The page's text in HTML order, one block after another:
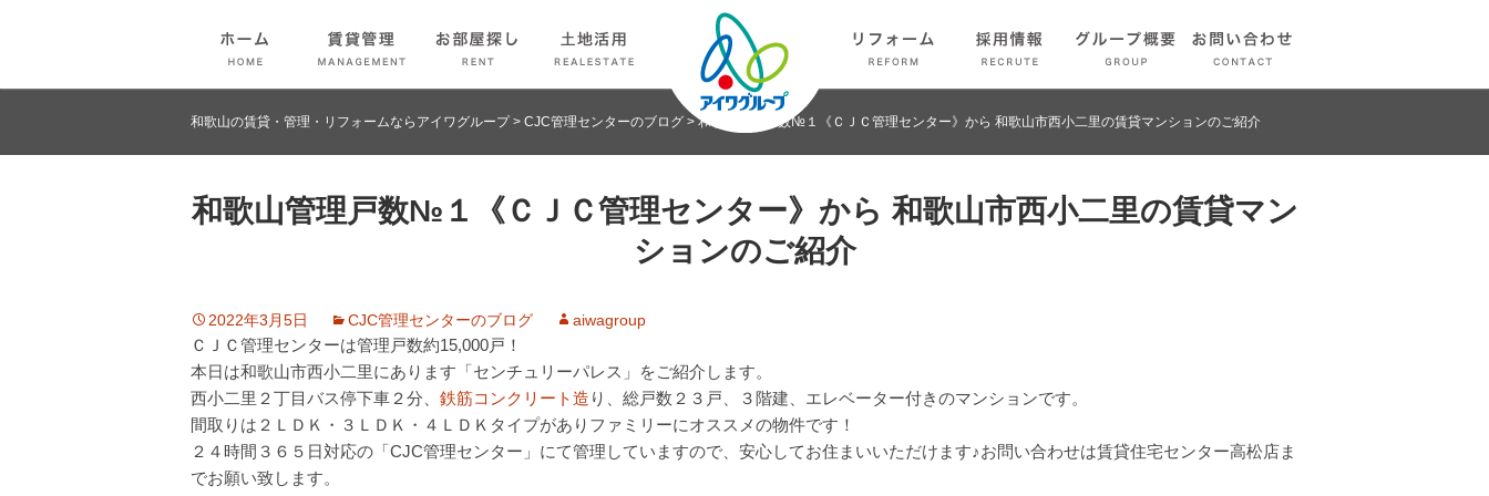
和歌山の賃貸・管理・リフォームならアイワグループ> CJC管理センターのブログ >和歌山管理戸数№１《ＣＪＣ管理センター》から 和歌山市西小二里の賃貸マンションのご紹介
和歌山管理戸数№１《ＣＪＣ管理センター》から 和歌山市西小二里の賃貸マン
ションのご紹介
2022年3月5日 CJC管理センターのブログ aiwagroup
ＣＪＣ管理センターは管理戸数約15,000戸！
本日は和歌山市西小二里にあります「センチュリーパレス」をご紹介します。
西小二里２丁目バス停下車２分、 鉄筋コンクリート造 り、総戸数２３戸、３階建、エレベーター付きのマンションです。
間取りは２ＬＤＫ・３ＬＤＫ・４ＬＤＫタイプがありファミリーにオススメの物件です！
２４時間３６５日対応の「CJC管理センター」にて管理していますので、安心してお住まいいただけます♪お問い合わせは賃貸住宅センター高松店ま
でお願い致します。